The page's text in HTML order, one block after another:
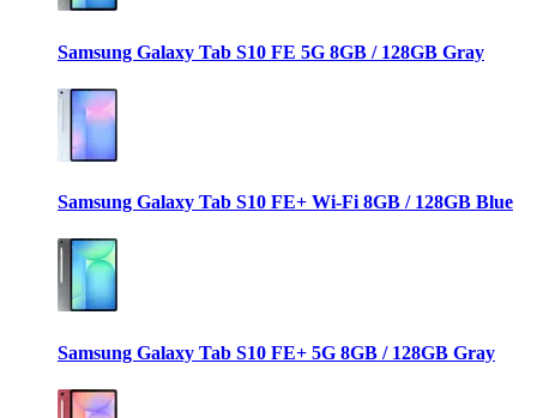
Samsung Galaxy Tab S10 FE 5G 8GB / 128GB Gray
Samsung Galaxy Tab S10 FE+ Wi-Fi 8GB / 128GB Blue
Samsung Galaxy Tab S10 FE+ 5G 8GB / 128GB Gray